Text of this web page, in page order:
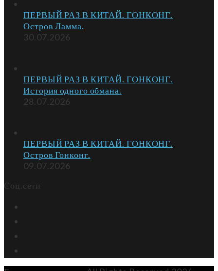
ПЕРВЫЙ РАЗ В КИТАЙ. ГОНКОНГ.
Остров Ламма.
30.07.2026
ПЕРВЫЙ РАЗ В КИТАЙ. ГОНКОНГ.
История одного обмана.
28.07.2026
ПЕРВЫЙ РАЗ В КИТАЙ. ГОНКОНГ.
Остров Гонконг.
09.07.2026
Соц.сети